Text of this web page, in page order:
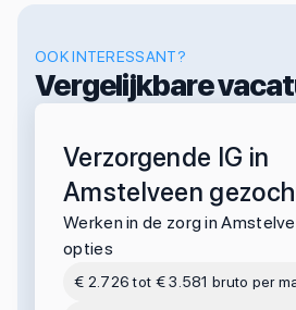
OOK INTERESSANT?
Vergelijkbare
Verzorgende IG in
Amstelveen
Werken in de zorg in
opties
€ 2.726 tot € 3.581 bruto per